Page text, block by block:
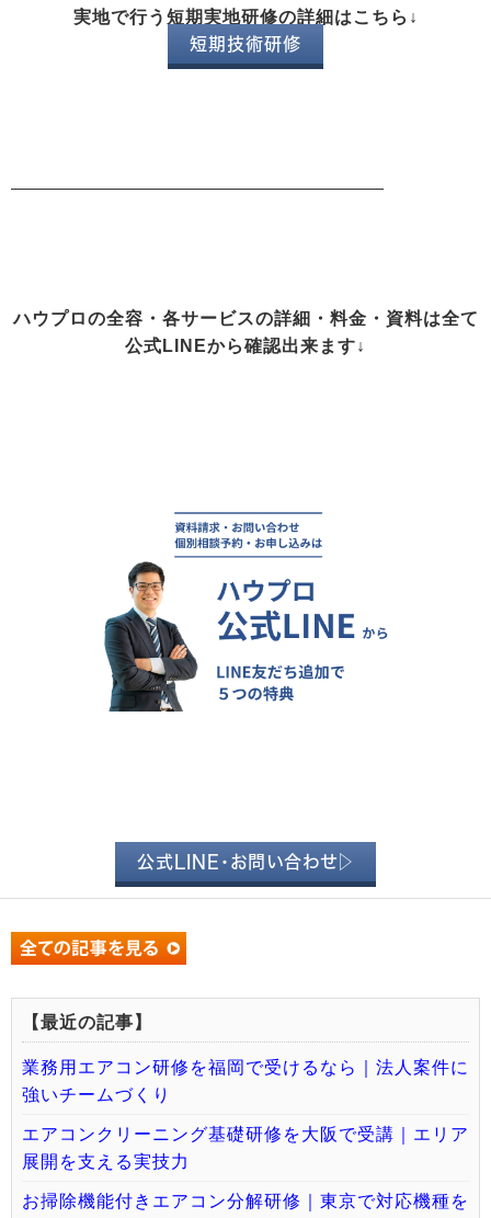
実地で行う短期実地研修の詳細はこちら↓
短期技術研修
ハウプロの全容・各サービスの詳細・料金・資料は全て
公式LINEから確認出来ます↓
公式LINE・お問い合わせ▷
【最近の記事】
業務用エアコン研修を福岡で受けるなら｜法人案件に
強いチームづくり
エアコンクリーニング基礎研修を大阪で受講｜エリア
展開を支える実技力
お掃除機能付きエアコン分解研修｜東京で対応機種を